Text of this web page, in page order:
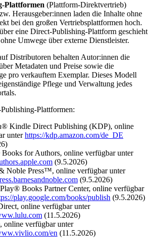
Plattformen (Plattform-Direktvertrieb)
Herausgeber:innen laden die Inhalte ohne
bei den großen Vertriebsplattformen hoch.
eine Direct-Publishing-Plattform geschieht
Umwege über externe Dienstleister.
Distributoren behalten Autor:innen die
Metadaten und Preise sowie die
pro verkauftem Exemplar. Dieses Modell
Pflege und Verwaltung jedes
Plattformen:
Kindle Direct Publishing (KDP), online
unterhttps://kdp.amazon.com/de_DE
for Authors, online verfügbar unter
(9.5.2026)
Noble Press™, online verfügbar unter
(9.5.2026)
Books Partner Center, online verfügbar
play.google.com/books/publish (9.5.2026)
online verfügbar unter
(11.5.2026)
verfügbar unter
en (11.5.2026)